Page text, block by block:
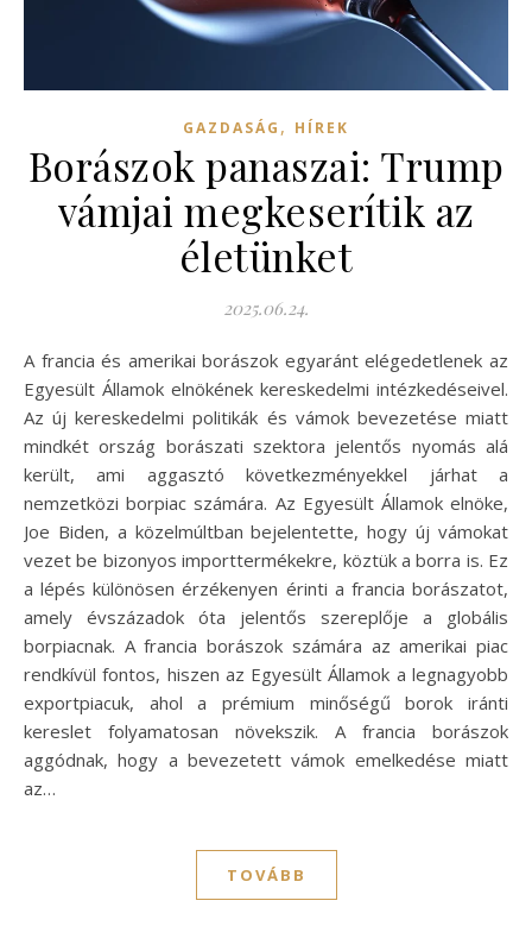
GAZDASÁG , HÍREK
Borászok panaszai: Trump
vámjai megkeserítik az
életünket
2025.06.24.
A francia és amerikai borászok egyaránt elégedetlenek az
Egyesült Államok elnökének kereskedelmi intézkedéseivel.
Az új kereskedelmi politikák és vámok bevezetése miatt
mindkét ország borászati szektora jelentős nyomás alá
került, ami aggasztó következményekkel járhat a
nemzetközi borpiac számára. Az Egyesült Államok elnöke,
Joe Biden, a közelmúltban bejelentette, hogy új vámokat
vezet be bizonyos importtermékekre, köztük a borra is. Ez
a lépés különösen érzékenyen érinti a francia borászatot,
amely évszázadok óta jelentős szereplője a globális
borpiacnak. A francia borászok számára az amerikai piac
rendkívül fontos, hiszen az Egyesült Államok a legnagyobb
exportpiacuk, ahol a prémium minőségű borok iránti
kereslet folyamatosan növekszik. A francia borászok
aggódnak, hogy a bevezetett vámok emelkedése miatt
az…
TOVÁBB